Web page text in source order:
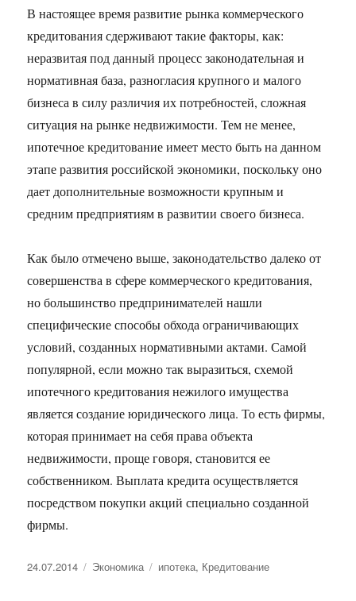
В настоящее время развитие рынка коммерческого
кредитования сдерживают такие факторы, как:
неразвитая под данный процесс законодательная и
нормативная база, разногласия крупного и малого
бизнеса в силу различия их потребностей, сложная
ситуация на рынке недвижимости. Тем не менее,
ипотечное кредитование имеет место быть на данном
этапе развития российской экономики, поскольку оно
дает дополнительные возможности крупным и
средним предприятиям в развитии своего бизнеса.
Как было отмечено выше, законодательство далеко от
совершенства в сфере коммерческого кредитования,
но большинство предпринимателей нашли
специфические способы обхода ограничивающих
условий, созданных нормативными актами. Самой
популярной, если можно так выразиться, схемой
ипотечного кредитования нежилого имущества
является создание юридического лица. То есть фирмы,
которая принимает на себя права объекта
недвижимости, проще говоря, становится ее
собственником. Выплата кредита осуществляется
посредством покупки акций специально созданной
фирмы.
Опубликовано
24.07.2014 Рубрики
Экономика Метки
ипотека, Кредитование